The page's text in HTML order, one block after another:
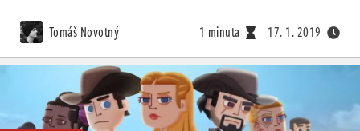
Tomáš Novotný 1 minuta 17. 1. 2019